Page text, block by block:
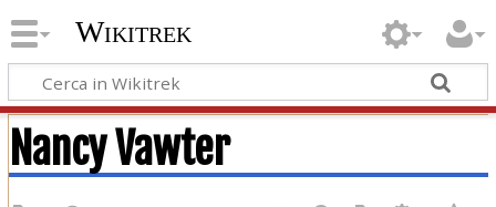
Wikitrek
Nancy Vawter